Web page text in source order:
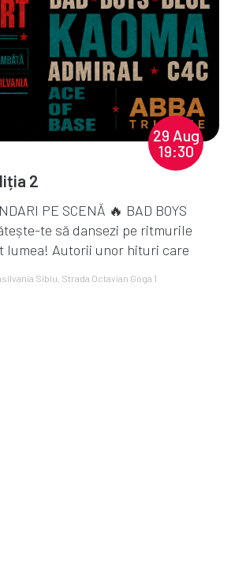
29 Aug
19:30
2
PE SCENĂ 🔥 BAD BOYS
te să dansezi pe ritmurile
lumea! Autorii unor hituri care
Sibiu, Strada Octavian Goga 1